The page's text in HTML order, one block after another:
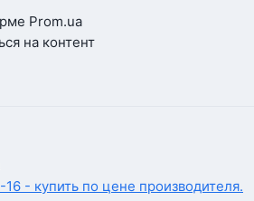
Prom.ua
на контент
- купить по цене производителя.